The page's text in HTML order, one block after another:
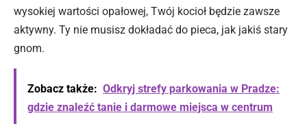
wysokiej wartości opałowej, Twój kocioł będzie zawsze
aktywny. Ty nie musisz dokładać do pieca, jak jakiś stary
gnom.
Zobacz także: Odkryj strefy parkowania w Pradze:
gdzie znaleźć tanie i darmowe miejsca w centrum